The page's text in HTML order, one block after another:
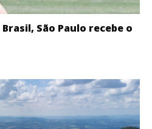
São Paulo recebe o